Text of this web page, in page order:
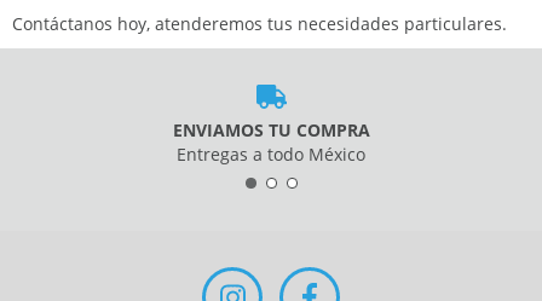
Contáctanos hoy, atenderemos tus necesidades particulares.
ENVIAMOS TU COMPRA
Entregas a todo México